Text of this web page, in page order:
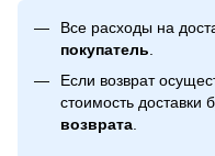
Все расходы на
покупатель
Если возврат
стоимость доставки
возврата.